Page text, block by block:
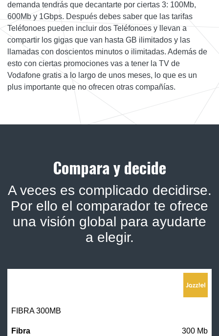
demanda tendrás que decantarte por ciertas 3: 100Mb,
600Mb y 1Gbps. Después debes saber que las tarifas
Teléfonoes pueden incluir dos Teléfonoes y llevan a
compartir los gigas que van hasta GB ilimitados y las
llamadas con doscientos minutos o ilimitadas. Además de
esto con ciertas promociones vas a tener la TV de
Vodafone gratis a lo largo de unos meses, lo que es un
plus importante que no ofrecen otras compañías.
Compara y decide
A veces es complicado decidirse.
Por ello el comparador te ofrece
una visión global para ayudarte
a elegir.
FIBRA 300MB
300 Mb